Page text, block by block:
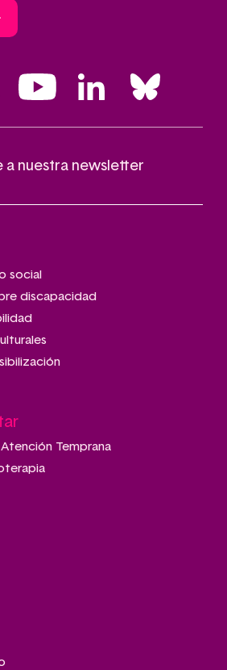
a nuestra newsletter
social
discapacidad
Temprana